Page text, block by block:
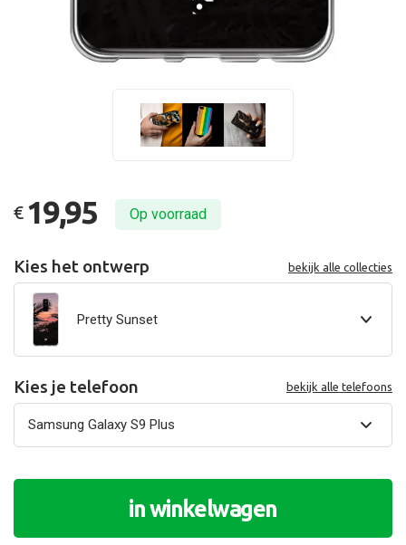
€ 19,95 Op voorraad
Kies het ontwerp bekijk alle collecties
Pretty Sunset
Kies je telefoon bekijk alle telefoons
in winkelwagen